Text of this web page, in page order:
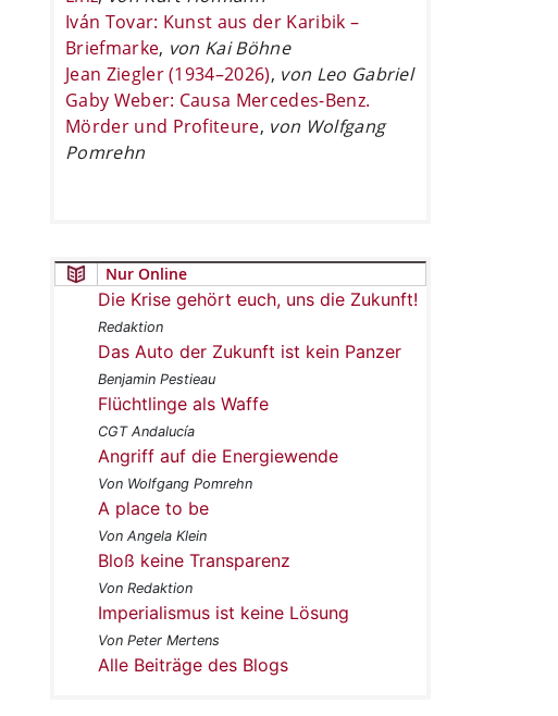
Iván Tovar: Kunst aus der Karibik –
Briefmarke, von Kai Böhne
Jean Ziegler (1934–2026), von Leo Gabriel
Gaby Weber: Causa Mercedes-Benz.
Mörder und Profiteure, von Wolfgang
Pomrehn
Nur Online
Die Krise gehört euch, uns die Zukunft!
Redaktion
Das Auto der Zukunft ist kein Panzer
Benjamin Pestieau
Flüchtlinge als Waffe
CGT Andalucía
Angriff auf die Energiewende
Von Wolfgang Pomrehn
A place to be
Von Angela Klein
Bloß keine Transparenz
Von Redaktion
Imperialismus ist keine Lösung
Von Peter Mertens
Alle Beiträge des Blogs